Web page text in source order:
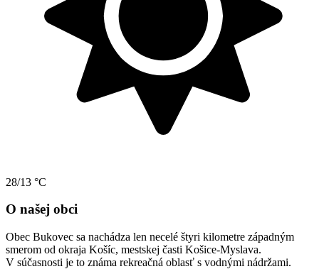
28/13 °C
O našej obci
Obec Bukovec sa nachádza len necelé štyri kilometre západným
smerom od okraja Košíc, mestskej časti Košice-Myslava.
V súčasnosti je to známa rekreačná oblasť s vodnými nádržami.